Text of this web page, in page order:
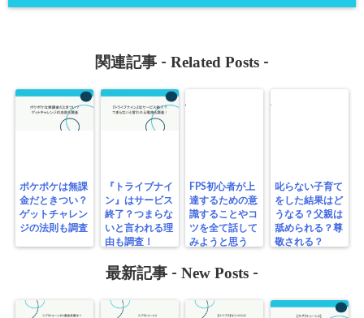
関連記事 - Related Posts -
ポケポケは無課
金だときつい？
ゲットチャレン
ジの法則も調査
『トライブナイ
ン』はサービス
終了？つまらな
いと言われる理
由も調査！
FPS初心者が上
達するための意
識することやコ
ツを全て話して
みようと思う
叱らない子育て
をした結果はど
うなる？父親は
舐められる？尊
敬される？
最新記事 - New Posts -